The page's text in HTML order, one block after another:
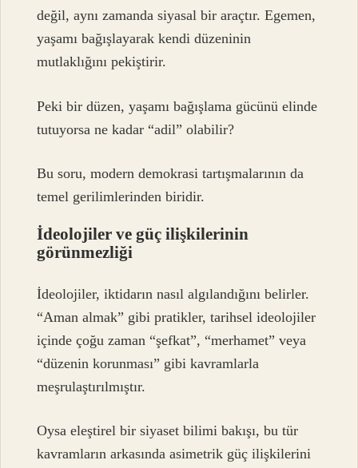
değil, aynı zamanda siyasal bir araçtır. Egemen,
yaşamı bağışlayarak kendi düzeninin
mutlaklığını pekiştirir.
Peki bir düzen, yaşamı bağışlama gücünü elinde
tutuyorsa ne kadar “adil” olabilir?
Bu soru, modern demokrasi tartışmalarının da
temel gerilimlerinden biridir.
İdeolojiler ve güç ilişkilerinin
görünmezliği
İdeolojiler, iktidarın nasıl algılandığını belirler.
“Aman almak” gibi pratikler, tarihsel ideolojiler
içinde çoğu zaman “şefkat”, “merhamet” veya
“düzenin korunması” gibi kavramlarla
meşrulaştırılmıştır.
Oysa eleştirel bir siyaset bilimi bakışı, bu tür
kavramların arkasında asimetrik güç ilişkilerini